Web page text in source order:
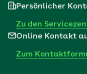
Persönlicher
Zu den
Online Kontakt
Zum